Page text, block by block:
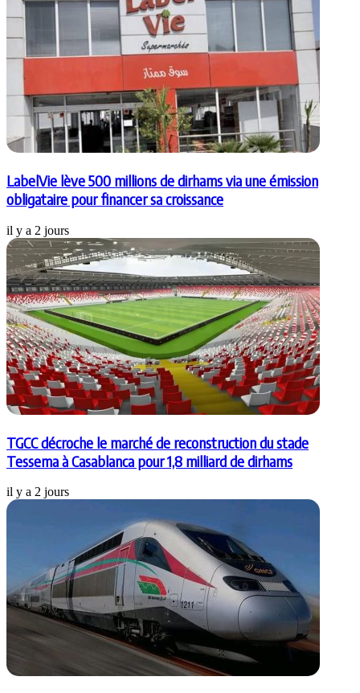
LabelVie lève 500 millions de dirhams via une émission
obligataire pour financer sa croissance
il y a 2 jours
TGCC décroche le marché de reconstruction du stade
Tessema à Casablanca pour 1,8 milliard de dirhams
il y a 2 jours